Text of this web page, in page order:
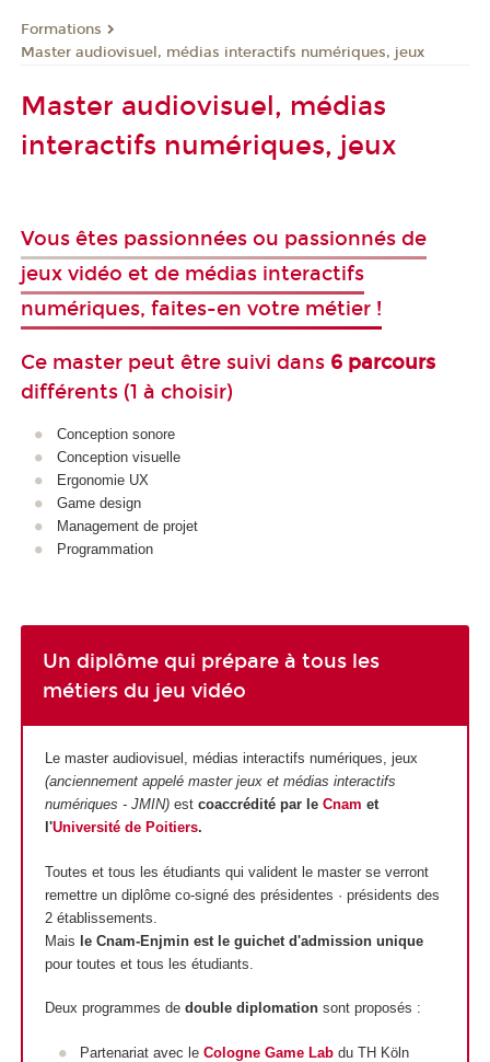
Formations
Master audiovisuel, médias interactifs numériques, jeux
Master audiovisuel, médias
interactifs numériques, jeux
Vous êtes passionnées ou passionnés de
jeux vidéo et de médias interactifs
numériques, faites-en votre métier !
Ce master peut être suivi dans 6 parcours
différents (1 à choisir)
Conception sonore
Conception visuelle
Ergonomie UX
Game design
Management de projet
Programmation
Un diplôme qui prépare à tous les
métiers du jeu vidéo
Le master audiovisuel, médias interactifs numériques, jeux
(anciennement appelé master jeux et médias interactifs
numériques - JMIN)est coaccrédité par le Cnam et
l'Université de Poitiers.
Toutes et tous les étudiants qui valident le master se verront
remettre un diplôme co-signé des présidentes · présidents des
2 établissements.
Mais le Cnam-Enjmin est le guichet d'admission unique
pour toutes et tous les étudiants.
Deux programmes de double diplomationsont proposés :
Partenariat avec le Cologne Game Lab du TH Köln